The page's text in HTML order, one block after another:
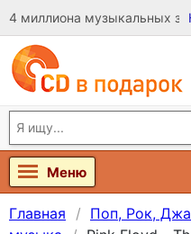
4 миллиона музыкальных
Меню
Главная Поп, Рок,